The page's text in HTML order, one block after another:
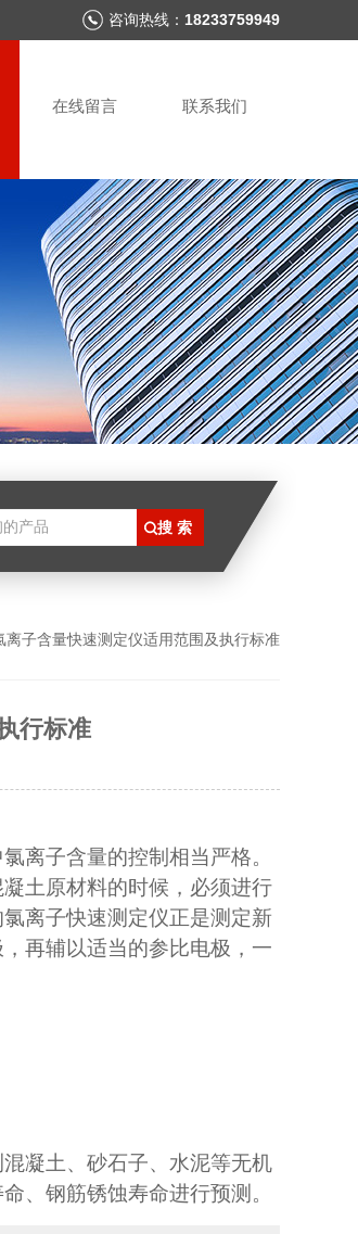
咨询热线： 18233759949
在线留言 联系我们
离子含量快速测定仪适用范围及执行标准
行标准
离子含量的控制相当严格。
土原材料的时候，必须进行
离子快速测定仪正是测定新
再辅以适当的参比电极，一
凝土、砂石子、水泥等无机
、钢筋锈蚀寿命进行预测。